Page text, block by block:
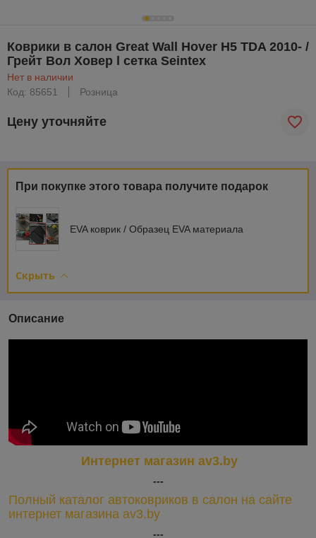
Коврики в салон Great Wall Hover H5 TDA 2010- /
Грейт Вол Ховер l сетка Seintex
Нет в наличии
Код: 85651
Розница
Цену уточняйте
При покупке этого товара получите подарок
EVA коврик / Образец EVA материала
Скрыть
Описание
Интернет магазин av3.by
---
Полный каталог автоковриков в салон на сайте
интернет магазина av3.by
---